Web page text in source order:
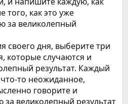
того, как это уже
за великолепный
своего дня, выберите три
которые случаются и
результат. Каждый
то неожиданное,
говорите и
за великолепный результат